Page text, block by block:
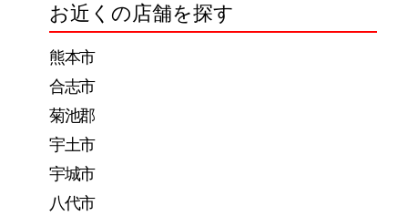
ー
シ
ョ
ン
お近くの店舗を探す
熊本市
合志市
菊池郡
宇土市
宇城市
八代市